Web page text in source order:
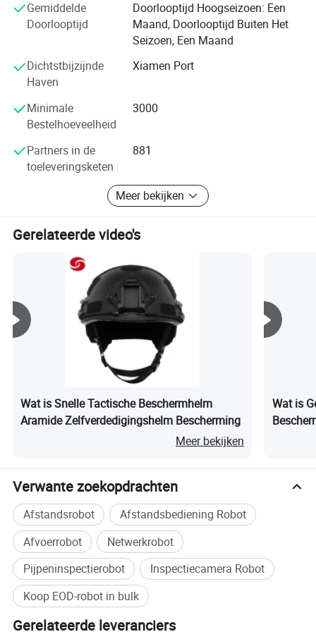
klanten voortdurend tevreden stellen met geavanceerde
technologie, betrouwbare kwaliteit en een attente nazorg
en het principe van gelijkheid en wederzijds voordeel, en
we hopen oprecht om uitgebreide samenwerkingsrelaties
met vrienden over de hele wereld op te bouwen in de
ontwikkeling van munitie en logistieke apparatuur.
Gemiddelde
Doorlooptijd
Doorlooptijd Hoogseizoen: Een
Maand, Doorlooptijd Buiten Het
Seizoen, Een Maand
Dichtstbijzijnde
Haven
Xiamen Port
Minimale
Bestelhoeveelheid
3000
Partners in de
toeleveringsketen
881
Meer bekijken
Gerelateerde video's
Wat is Snelle Tactische Beschermhelm
Aramide Zelfverdedigingshelm Bescherming
Meer bekijken
Wat is
Verwante zoekopdrachten
Afstandsrobot
Afstandsbediening Robot
Afvoerrobot
Netwerkrobot
Pijpeninspectierobot
Inspectiecamera Robot
Koop EOD-robot in bulk
Gerelateerde leveranciers